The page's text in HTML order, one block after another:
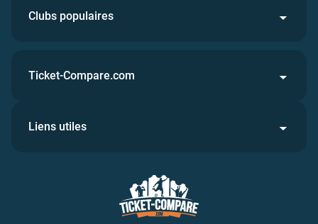
Clubs populaires
Ticket-Compare.com
Liens utiles